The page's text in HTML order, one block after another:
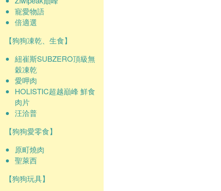
寵愛物語
倍適選
【狗狗凍乾、生食】
紐崔斯SUBZERO頂級無
穀凍乾
愛呷肉
HOLISTIC超越巔峰 鮮食
肉片
汪洽普
【狗狗愛零食】
原町燒肉
聖萊西
【狗狗玩具】